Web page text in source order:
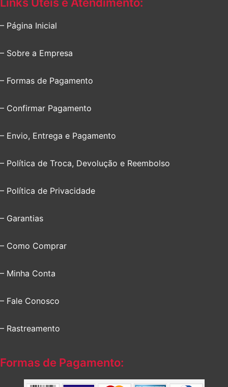
– Página Inicial
– Sobre a Empresa
– Formas de Pagamento
– Confirmar Pagamento
– Envio, Entrega e Pagamento
– Política de Troca, Devolução e Reembolso
– Política de Privacidade
– Garantias
– Como Comprar
– Minha Conta
– Fale Conosco
– Rastreamento
Formas de Pagamento: